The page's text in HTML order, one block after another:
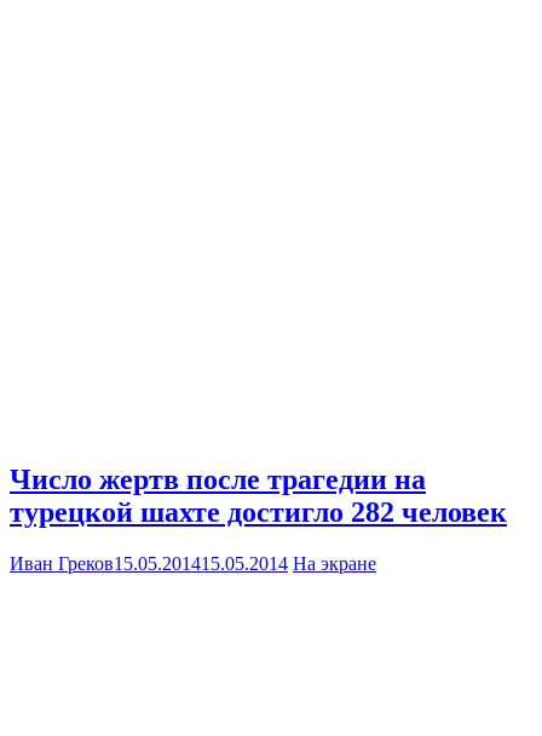
Число жертв после трагедии на
турецкой шахте достигло 282 человек
Иван Греков15.05.201415.05.2014 На экране